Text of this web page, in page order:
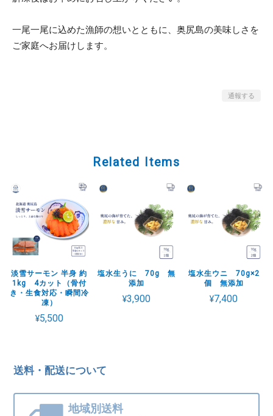
一尾一尾に込めた漁師の想いとともに、奥尻島の美味しさを
ご家庭へお届けします。
通報する
Related Items
淡雪サーモン 半身 約
1kg 4カット（骨付
き・生食対応・瞬間冷
凍）
¥5,500
塩水生うに 70g 無
添加
¥3,900
塩水生ウニ 70g×2
個 無添加
¥7,400
送料・配送について
地域別送料